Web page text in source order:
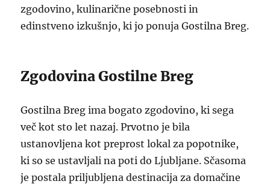
zgodovino, kulinarične posebnosti in
edinstveno izkušnjo, ki jo ponuja Gostilna Breg.
Zgodovina Gostilne Breg
Gostilna Breg ima bogato zgodovino, ki sega
več kot sto let nazaj. Prvotno je bila
ustanovljena kot preprost lokal za popotnike,
ki so se ustavljali na poti do Ljubljane. Sčasoma
je postala priljubljena destinacija za domačine